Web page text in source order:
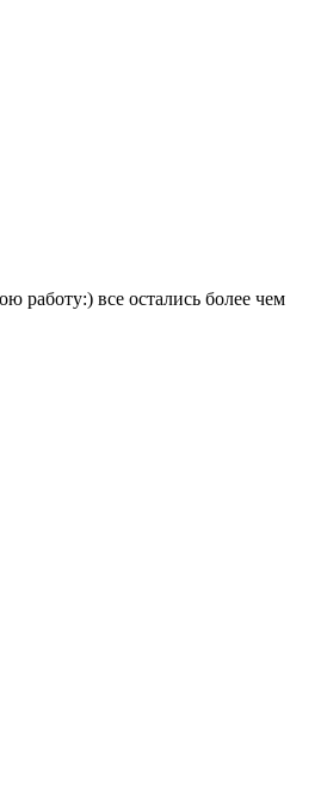
работу:) все остались более чем